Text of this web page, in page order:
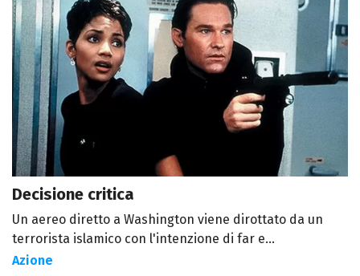
Decisione critica
Un aereo diretto a Washington viene dirottato da un
terrorista islamico con l'intenzione di far e...
Azione